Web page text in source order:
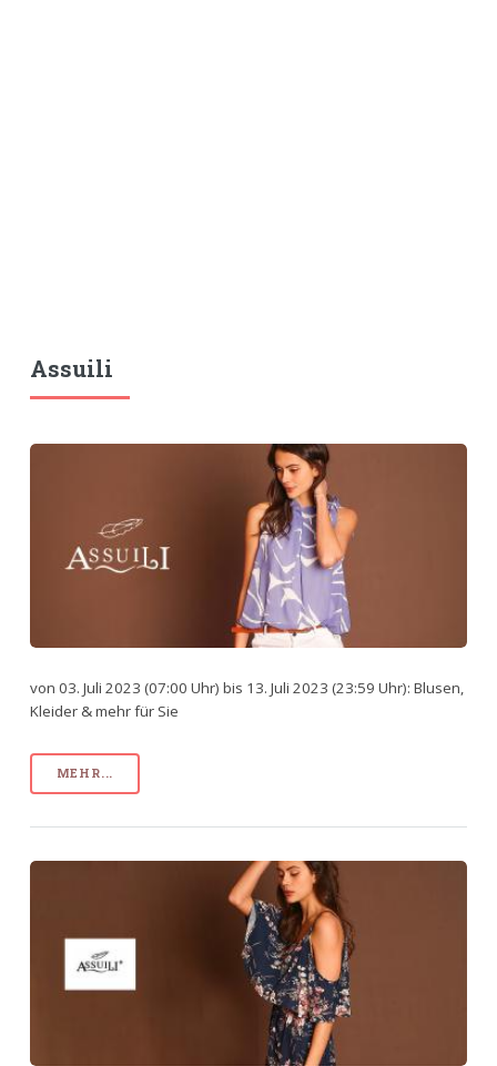
Assuili
von 03. Juli 2023 (07:00 Uhr) bis 13. Juli 2023 (23:59 Uhr): Blusen,
Kleider & mehr für Sie
MEHR...